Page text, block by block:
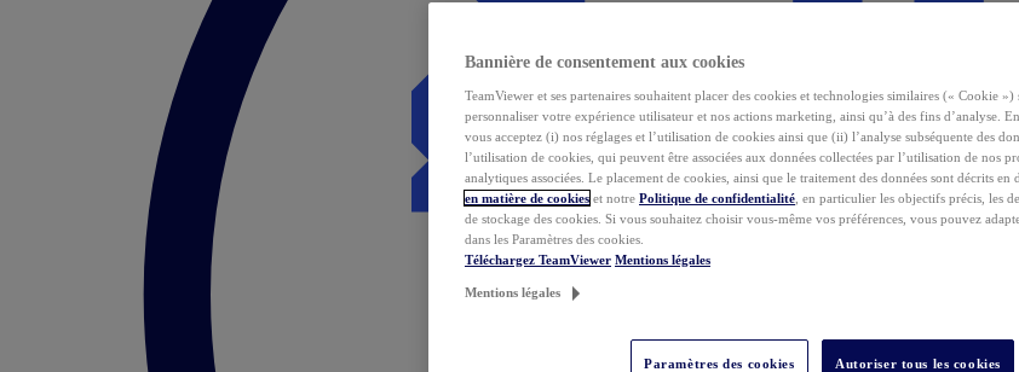
Bannière de consentement aux cookies
TeamViewer et ses partenaires souhaitent placer des cookies et technologies similaires (« Cookie
personnaliser votre expérience utilisateur et nos actions marketing, ainsi qu’à des fins d’analyse.
vous acceptez (i) nos réglages et l’utilisation de cookies ainsi que (ii) l’analyse subséquente des
l’utilisation de cookies, qui peuvent être associées aux données collectées par l’utilisation de nos
analytiques associées. Le placement de cookies, ainsi que le traitement des données sont décrits en
en matière de cookies et notre Politique de confidentialité , en particulier les objectifs précis, les
de stockage des cookies. Si vous souhaitez choisir vous-même vos préférences, vous pouvez
dans les Paramètres des cookies.
Téléchargez TeamViewer Mentions légales
Mentions légales
Paramètres des cookies Autoriser tous les cookies